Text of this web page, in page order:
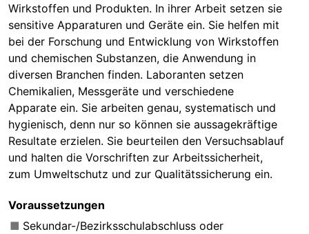
Wirkstoffen und Produkten. In ihrer Arbeit setzen sie
sensitive Apparaturen und Geräte ein. Sie helfen mit
bei der Forschung und Entwicklung von Wirkstoffen
und chemischen Substanzen, die Anwendung in
diversen Branchen finden. Laboranten setzen
Chemikalien, Messgeräte und verschiedene
Apparate ein. Sie arbeiten genau, systematisch und
hygienisch, denn nur so können sie aussagekräftige
Resultate erzielen. Sie beurteilen den Versuchsablauf
und halten die Vorschriften zur Arbeitssicherheit,
zum Umweltschutz und zur Qualitätssicherung ein.
Voraussetzungen
Sekundar-/Bezirksschulabschluss oder